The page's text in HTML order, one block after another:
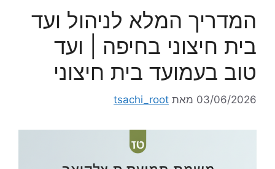
המדריך המלא לניהול ועד
בית חיצוני בחיפה | ועד
טוב בעמועד בית חיצוני
03/06/2026 מאת tsachi_root